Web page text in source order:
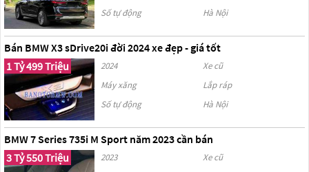
Số tự động
Hà Nội
Bán BMW X3 sDrive20i đời 2024 xe đẹp - giá tốt
1 Tỷ 499 Triệu
2024
Xe cũ
Máy xăng
Lắp ráp
Số tự động
Hà Nội
BMW 7 Series 735i M Sport năm 2023 cần bán
3 Tỷ 550 Triệu
2023
Xe cũ